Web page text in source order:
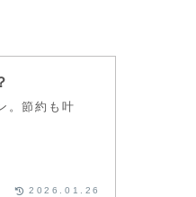
。節約も叶
2026.01.26